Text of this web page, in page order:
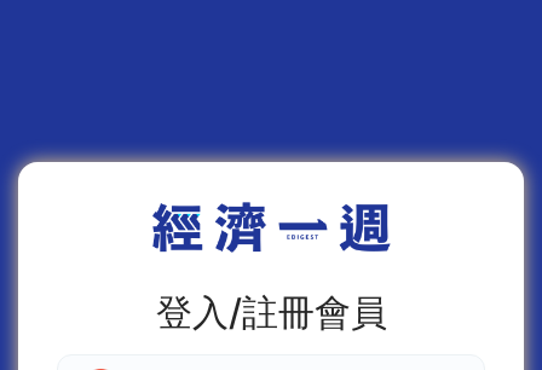
登入/註冊會員